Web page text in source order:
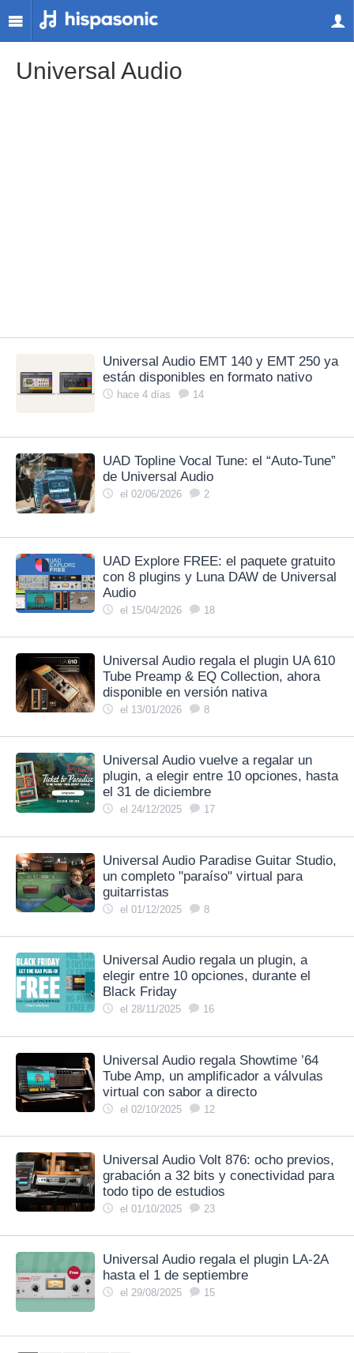
Universal Audio
Universal Audio EMT 140 y EMT 250 ya
están disponibles en formato nativo
hace 4 días 14
UAD Topline Vocal Tune: el “Auto‑Tune”
de Universal Audio
el 02/06/2026 2
UAD Explore FREE: el paquete gratuito
con 8 plugins y Luna DAW de Universal
Audio
el 15/04/2026 18
Universal Audio regala el plugin UA 610
Tube Preamp & EQ Collection, ahora
disponible en versión nativa
el 13/01/2026 8
Universal Audio vuelve a regalar un
plugin, a elegir entre 10 opciones, hasta
el 31 de diciembre
el 24/12/2025 17
Universal Audio Paradise Guitar Studio,
un completo "paraíso" virtual para
guitarristas
el 01/12/2025 8
Universal Audio regala un plugin, a
elegir entre 10 opciones, durante el
Black Friday
el 28/11/2025 16
Universal Audio regala Showtime ’64
Tube Amp, un amplificador a válvulas
virtual con sabor a directo
el 02/10/2025 12
Universal Audio Volt 876: ocho previos,
grabación a 32 bits y conectividad para
todo tipo de estudios
el 01/10/2025 23
Universal Audio regala el plugin LA-2A
hasta el 1 de septiembre
el 29/08/2025 15